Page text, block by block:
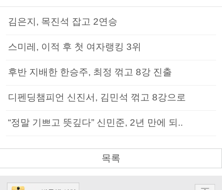
김은지, 목진석 잡고 2연승
스미레, 이적 후 첫 여자랭킹 3위
후반 지배한 한승주, 최정 꺾고 8강 진출
디펜딩챔피언 신진서, 김민석 꺾고 8강으로
“정말 기쁘고 뜻깊다” 신민준, 2년 만에 되..
목록